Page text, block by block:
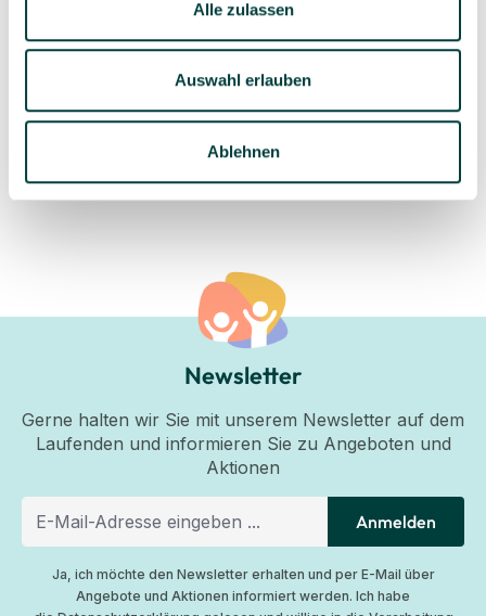
Alle zulassen
Auswahl erlauben
Ablehnen
Zauntafel Marienkäfer 3er-Set, Outdoor geeignet
3 Stück
Newsletter
Gerne halten wir Sie mit unserem Newsletter auf dem
Laufenden und informieren Sie zu Angeboten und
Aktionen
Anmelden
Ja, ich möchte den Newsletter erhalten und per E-Mail über
Angebote und Aktionen informiert werden. Ich habe